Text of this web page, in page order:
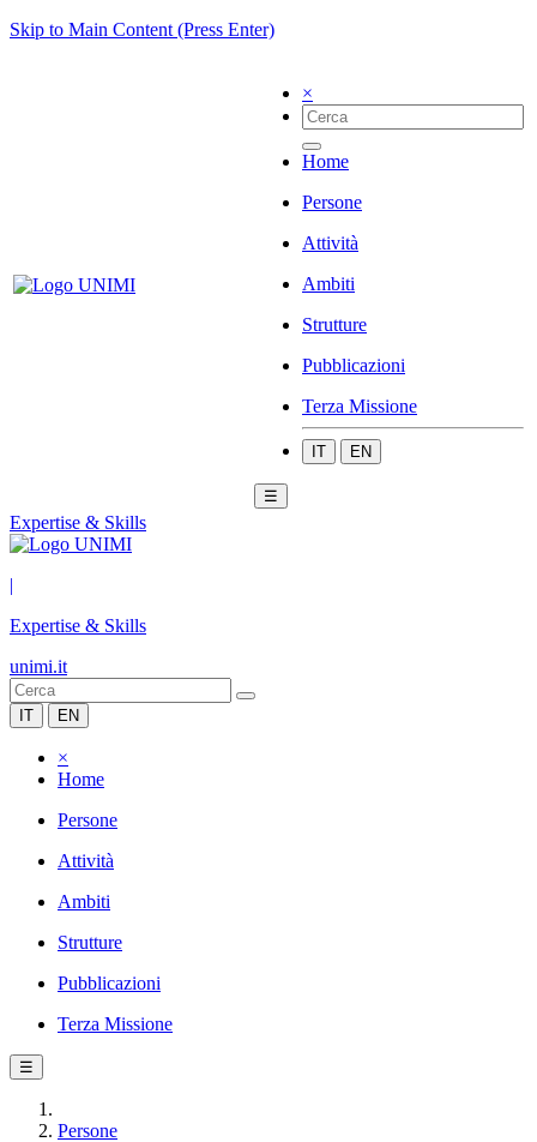
Skip to Main Content (Press Enter)
×
Home
Persone
Attività
Ambiti
Strutture
Pubblicazioni
Terza Missione
IT EN
☰
Expertise & Skills
|
Expertise & Skills
unimi.it
IT EN
×
Home
Persone
Attività
Ambiti
Strutture
Pubblicazioni
Terza Missione
☰
Persone